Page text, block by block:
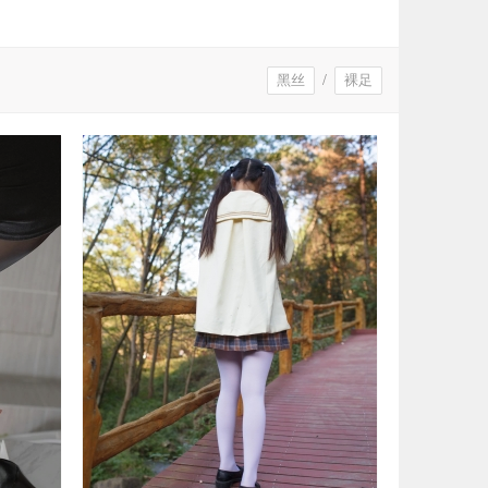
裸足
/
黑丝